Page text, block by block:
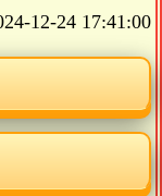
12-24 17:41:00